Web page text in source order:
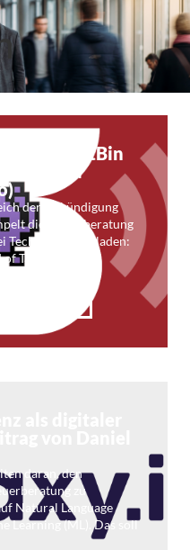
Mit StBin
und
der Ankündigung
die Steuerberatung
Techniker eingeladen:
Tax bei …
als digitaler
von Daniel
daran, den
zu
Natural Language
Learning (ML). Das soll